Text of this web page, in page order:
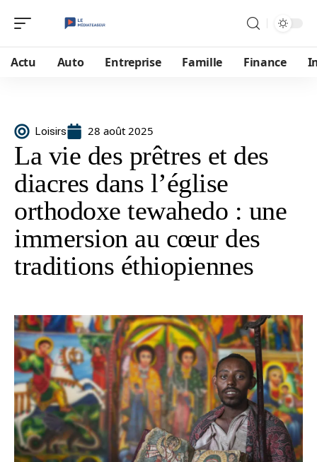
Actu Auto Entreprise Famille Finance
Loisirs 28 août 2025
La vie des prêtres et des
diacres dans l’église
orthodoxe tewahedo : une
immersion au cœur des
traditions éthiopiennes